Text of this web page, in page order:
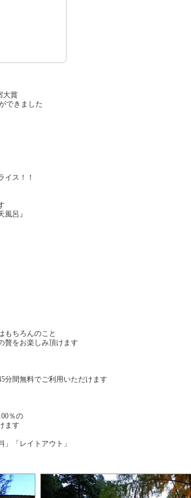
大賞
できました
イス！！
呂』
もちろんのこと
贅をお楽しみ頂けます
分間無料でご利用いただけます
％の
ます
「レイトアウト」